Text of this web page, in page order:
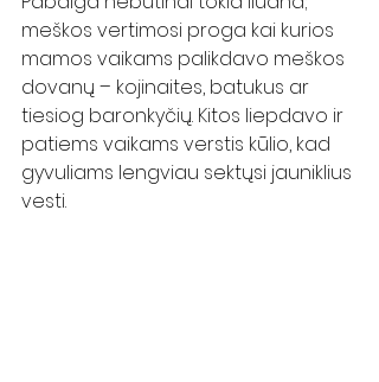
meškos vertimosi proga kai kurios
mamos vaikams palikdavo meškos
dovanų – kojinaites, batukus ar
tiesiog baronkyčių. Kitos liepdavo ir
patiems vaikams verstis kūlio, kad
gyvuliams lengviau sektųsi jauniklius
vesti.